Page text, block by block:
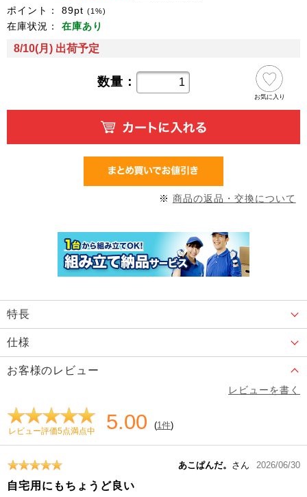
ポイント： 89pt (1%)
在庫状況： 在庫あり
8/10(月) 出荷予定
数量：
お気に入り
※ 商品の返品・交換について
特長
仕様
お客様のレビュー
レビューを書く
レビュー評価5点満点中 5.00 (1件)
あこぱんだ。 さん 2026/06/30
自宅用にもちょうど良い